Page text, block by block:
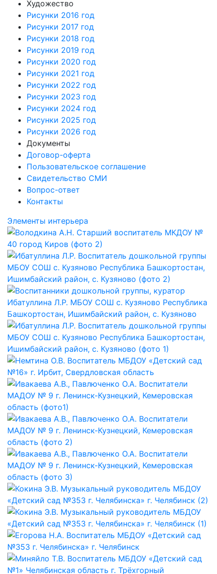
Художество
Рисунки 2016 год
Рисунки 2017 год
Рисунки 2018 год
Рисунки 2019 год
Рисунки 2020 год
Рисунки 2021 год
Рисунки 2022 год
Рисунки 2023 год
Рисунки 2024 год
Рисунки 2025 год
Рисунки 2026 год
Документы
Договор-оферта
Пользовательское соглашение
Свидетельство СМИ
Вопрос-ответ
Контакты
Элементы интерьера